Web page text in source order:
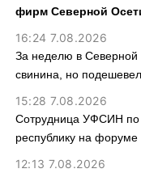
фирм Северной
16:24 7.08.2026
За неделю в
свинина, но
15:28 7.08.2026
Сотрудница УФСИН по
республику на
12:13 7.08.2026